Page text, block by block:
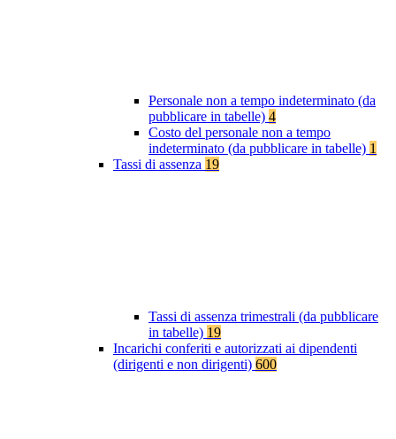
Personale non a tempo indeterminato (da
pubblicare in tabelle) 4
Costo del personale non a tempo
indeterminato (da pubblicare in tabelle) 1
Tassi di assenza 19
Tassi di assenza trimestrali (da pubblicare
in tabelle) 19
Incarichi conferiti e autorizzati ai dipendenti
(dirigenti e non dirigenti) 600